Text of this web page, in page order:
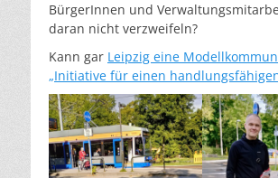
BürgerInnen und
daran nicht verzweifeln?
Kann gar Leipzig eine
„Initiative für einen